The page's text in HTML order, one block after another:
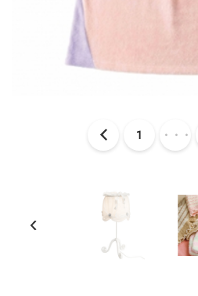
1 ・・・